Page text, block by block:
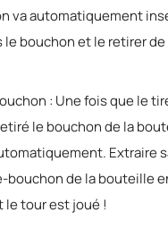
va automatiquement
le bouchon et le retirer de
: Une fois que le
le bouchon de la
Extraire
bouchon de la bouteille
tour est joué !